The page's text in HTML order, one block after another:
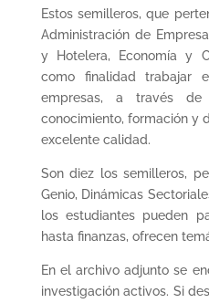
Estos semilleros, que
Administración de
y Hotelera, Economía y
como finalidad
empresas, a través
conocimiento, formación y
excelente calidad.
Son diez los semilleros,
Genio, Dinámicas
los estudiantes pueden
hasta finanzas, ofrecen
En el archivo adjunto se
investigación activos. Si